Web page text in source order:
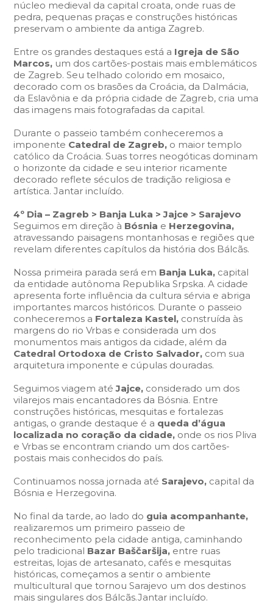
núcleo medieval da capital croata, onde ruas de
pedra, pequenas praças e construções históricas
preservam o ambiente da antiga Zagreb.
Entre os grandes destaques está a Igreja de São
Marcos, um dos cartões-postais mais emblemáticos
de Zagreb. Seu telhado colorido em mosaico,
decorado com os brasões da Croácia, da Dalmácia,
da Eslavônia e da própria cidade de Zagreb, cria uma
das imagens mais fotografadas da capital.
Durante o passeio também conheceremos a
imponente Catedral de Zagreb, o maior templo
católico da Croácia. Suas torres neogóticas dominam
o horizonte da cidade e seu interior ricamente
decorado reflete séculos de tradição religiosa e
artística. Jantar incluído.
4º Dia – Zagreb > Banja Luka > Jajce > Sarajevo
Seguimos em direção à Bósnia e Herzegovina,
atravessando paisagens montanhosas e regiões que
revelam diferentes capítulos da história dos Bálcãs.
Nossa primeira parada será em Banja Luka, capital
da entidade autônoma Republika Srpska. A cidade
apresenta forte influência da cultura sérvia e abriga
importantes marcos históricos. Durante o passeio
conheceremos a Fortaleza Kastel, construída às
margens do rio Vrbas e considerada um dos
monumentos mais antigos da cidade, além da
Catedral Ortodoxa de Cristo Salvador, com sua
arquitetura imponente e cúpulas douradas.
Seguimos viagem atéJajce, considerado um dos
vilarejos mais encantadores da Bósnia. Entre
construções históricas, mesquitas e fortalezas
antigas, o grande destaque é a queda d’água
localizada no coração da cidade, onde os rios Pliva
e Vrbas se encontram criando um dos cartões-
postais mais conhecidos do país.
Continuamos nossa jornada até Sarajevo, capital da
Bósnia e Herzegovina.
No final da tarde, ao lado do guia acompanhante,
realizaremos um primeiro passeio de
reconhecimento pela cidade antiga, caminhando
pelo tradicional Bazar Baščaršija, entre ruas
estreitas, lojas de artesanato, cafés e mesquitas
históricas, começamos a sentir o ambiente
multicultural que tornou Sarajevo um dos destinos
mais singulares dos Bálcãs.Jantar incluído.